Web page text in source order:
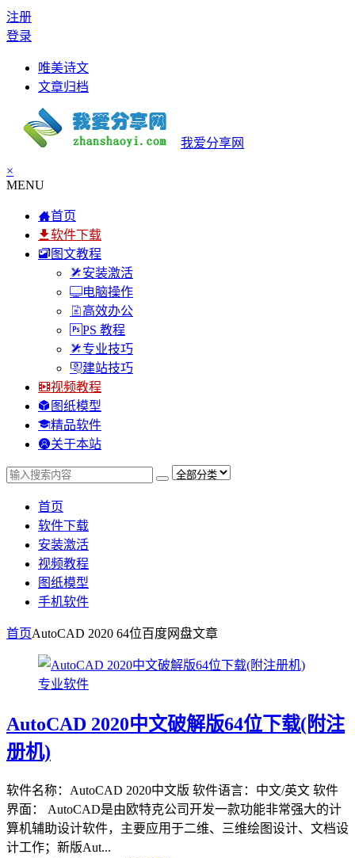
注册
登录
唯美诗文
文章归档
我爱分享网
×
MENU
首页
软件下载
图文教程
安装激活
电脑操作
高效办公
PS 教程
专业技巧
建站技巧
视频教程
图纸模型
精品软件
关于本站
首页
软件下载
安装激活
视频教程
图纸模型
手机软件
首页AutoCAD 2020 64位百度网盘文章
专业软件
AutoCAD 2020中文破解版64位下载(附注
册机)
软件名称：AutoCAD 2020中文版 软件语言：中文/英文 软件
界面： AutoCAD是由欧特克公司开发一款功能非常强大的计
算机辅助设计软件，主要应用于二维、三维绘图设计、文档设
计工作；新版Aut...